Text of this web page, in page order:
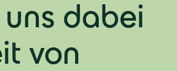
dabei
von